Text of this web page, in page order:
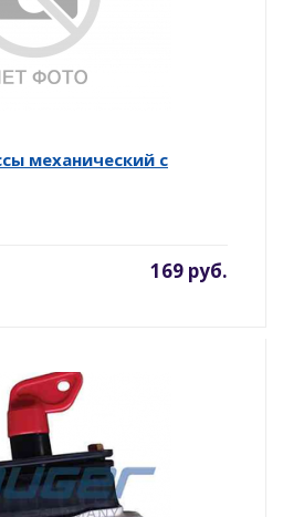
механический с
169 руб.